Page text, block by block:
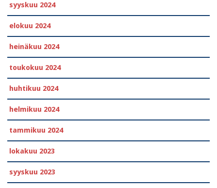
syyskuu 2024
elokuu 2024
heinäkuu 2024
toukokuu 2024
huhtikuu 2024
helmikuu 2024
tammikuu 2024
lokakuu 2023
syyskuu 2023